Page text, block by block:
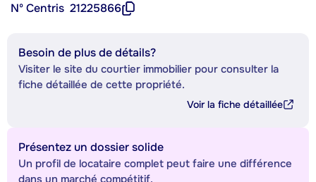
Nº Centris 21225866
Besoin de plus de détails?
Visiter le site du courtier immobilier pour consulter la
fiche détaillée de cette propriété.
Voir la fiche détaillée
Présentez un dossier solide
Un profil de locataire complet peut faire une différence